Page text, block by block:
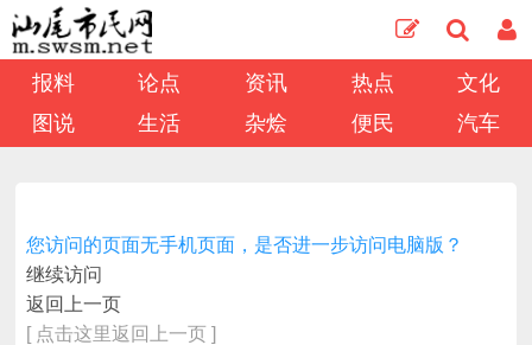
报料 论点 资讯 热点
文化
图说
生活 杂烩 便民 汽车
您访问的页面无手机页面，是否进一步访问电脑版？
继续访问
返回上一页
[ 点击这里返回上一页 ]